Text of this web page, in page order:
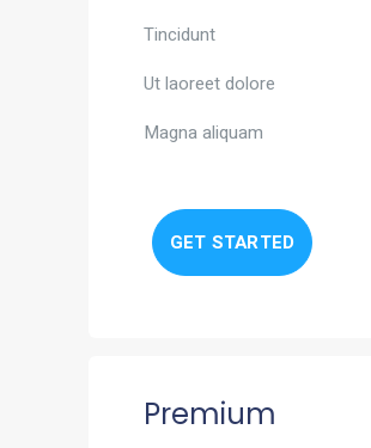
Tincidunt
Ut laoreet dolore
Magna aliquam
GET STARTED
Premium